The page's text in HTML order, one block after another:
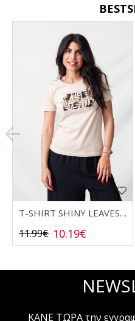
T-SHIRT SHINY LEAVES 2532006
10.19€
11.99€
ΚΑΝΕ ΤΩΡΑ την